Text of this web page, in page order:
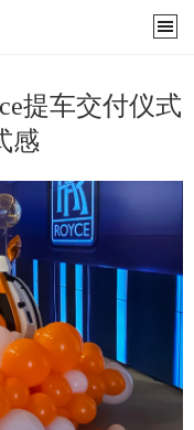
提车交付仪式
感